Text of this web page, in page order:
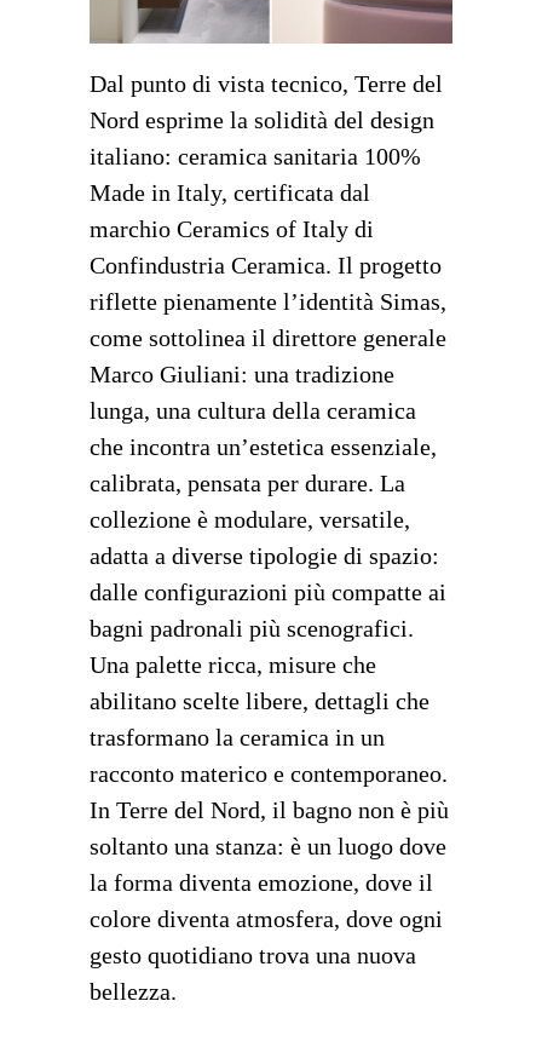
Dal punto di vista tecnico, Terre del
Nord esprime la solidità del design
italiano: ceramica sanitaria 100%
Made in Italy, certificata dal
marchio Ceramics of Italy di
Confindustria Ceramica. Il progetto
riflette pienamente l’identità Simas,
come sottolinea il direttore generale
Marco Giuliani: una tradizione
lunga, una cultura della ceramica
che incontra un’estetica essenziale,
calibrata, pensata per durare. La
collezione è modulare, versatile,
adatta a diverse tipologie di spazio:
dalle configurazioni più compatte ai
bagni padronali più scenografici.
Una palette ricca, misure che
abilitano scelte libere, dettagli che
trasformano la ceramica in un
racconto materico e contemporaneo.
In Terre del Nord, il bagno non è più
soltanto una stanza: è un luogo dove
la forma diventa emozione, dove il
colore diventa atmosfera, dove ogni
gesto quotidiano trova una nuova
bellezza.